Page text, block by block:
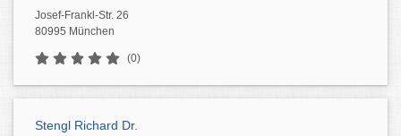
Josef-Frankl-Str. 26
80995 München
(0)
Stengl Richard Dr.